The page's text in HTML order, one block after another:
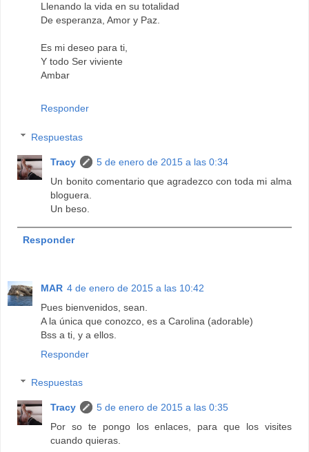
Llenando la vida en su totalidad
De esperanza, Amor y Paz.
Es mi deseo para ti,
Y todo Ser viviente
Ambar
Responder
Respuestas
Tracy
5 de enero de 2015 a las 0:34
Un bonito comentario que agradezco con toda mi alma
bloguera.
Un beso.
Responder
MAR 4 de enero de 2015 a las 10:42
Pues bienvenidos, sean.
A la única que conozco, es a Carolina (adorable)
Bss a ti, y a ellos.
Responder
Respuestas
Tracy
5 de enero de 2015 a las 0:35
Por so te pongo los enlaces, para que los visites
cuando quieras.